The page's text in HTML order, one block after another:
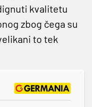
kvalitetu
zbog čega su
to tek